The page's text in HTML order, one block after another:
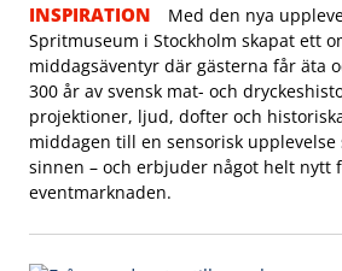
INSPIRATION
Med den nya
Spritmuseum i Stockholm skapat ett
middagsäventyr där gästerna får äta
300 år av svensk mat- och
projektioner, ljud, dofter och
middagen till en sensorisk upplevelse
sinnen – och erbjuder något helt nytt
eventmarknaden.